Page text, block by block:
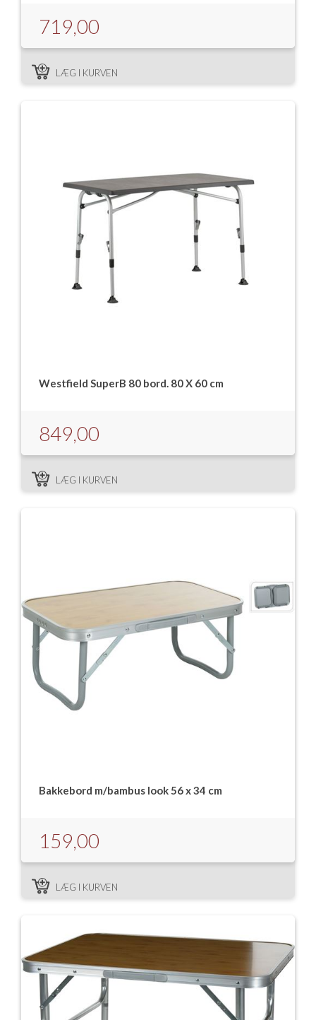
719,00
LÆG I KURVEN
Westfield SuperB 80 bord. 80 X 60 cm
849,00
LÆG I KURVEN
Bakkebord m/bambus look 56 x 34 cm
159,00
LÆG I KURVEN